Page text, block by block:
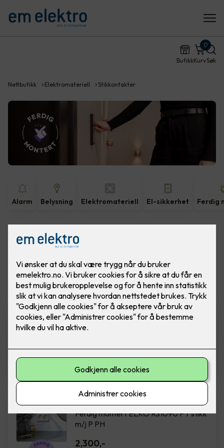
ButikkKurv
0
Søk
Nettbutikk Elektromateriell Stikkontakter
Alarm Belysning Elektromateriell El-sikkerhet Ferdig
Vis flerefiltre
Installasjon av ny kurs 16A og
stikkontakt
stikkontakt og kabel på inntil 15 meter.
7,900,-
Dobbel stikkontakt ELKO
Ferdig montert ELKO RS1090 PT stikk
m/j P PH
2,300,-